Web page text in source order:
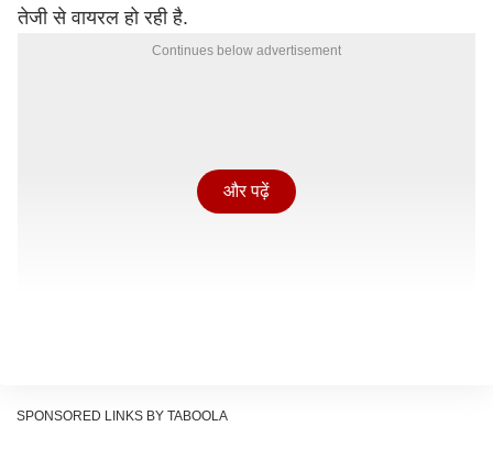
तेजी से वायरल हो रही है.
Continues below advertisement
और पढ़ें
SPONSORED LINKS BY TABOOLA